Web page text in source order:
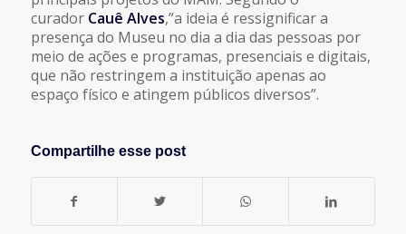
curador Cauê Alves,”a ideia é ressignificar a
presença do Museu no dia a dia das pessoas por
meio de ações e programas, presenciais e digitais,
que não restringem a instituição apenas ao
espaço físico e atingem públicos diversos”.
Compartilhe esse post